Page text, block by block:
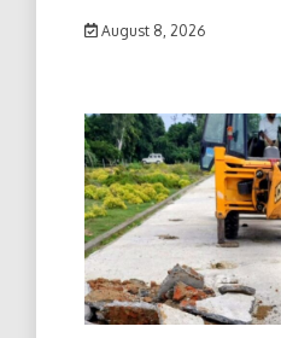
August 8, 2026